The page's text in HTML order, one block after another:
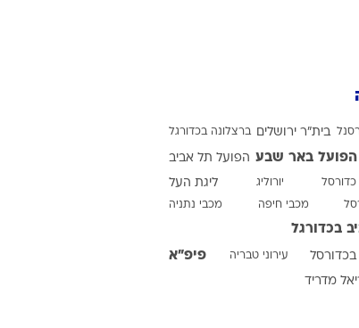
בית"ר ירושלים ברצלונה בכדורגל
הפועל באר שבע הפועל תל אביב
יורוליג ליגת העל
מכבי חיפה מכבי נתניה
בכדורגל
עירוני טבריה פיפ"א
מדריד